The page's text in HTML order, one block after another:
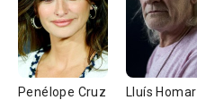
Penélope Cruz Lluís Homar